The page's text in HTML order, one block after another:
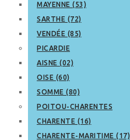
MAYENNE (53)
SARTHE (72)
VENDÉE (85)
PICARDIE
AISNE (02)
OISE (60)
SOMME (80)
POITOU-CHARENTES
CHARENTE (16)
CHARENTE-MARITIME (17)